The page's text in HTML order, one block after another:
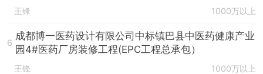
王锋 1000万以上
6
成都博一医药设计有限公司中标镇巴县中医药健康产业
园4#医药厂房装修工程(EPC工程总承包）
王锋 1000万以上